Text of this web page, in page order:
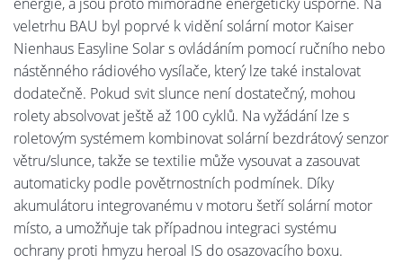
veletrhu BAU byl poprvé k vidění solární motor Kaiser
Nienhaus Easyline Solar s ovládáním pomocí ručního nebo
nástěnného rádiového vysílače, který lze také instalovat
dodatečně. Pokud svit slunce není dostatečný, mohou
rolety absolvovat ještě až 100 cyklů. Na vyžádání lze s
roletovým systémem kombinovat solární bezdrátový senzor
větru/slunce, takže se textilie může vysouvat a zasouvat
automaticky podle povětrnostních podmínek. Díky
akumulátoru integrovanému v motoru šetří solární motor
místo, a umožňuje tak případnou integraci systému
ochrany proti hmyzu heroal IS do osazovacího boxu.